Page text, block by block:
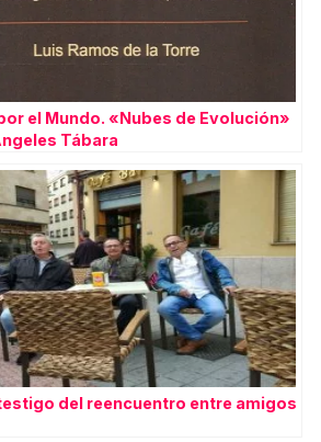
el Mundo. «Nubes de Evolución»
Tábara
del reencuentro entre amigos